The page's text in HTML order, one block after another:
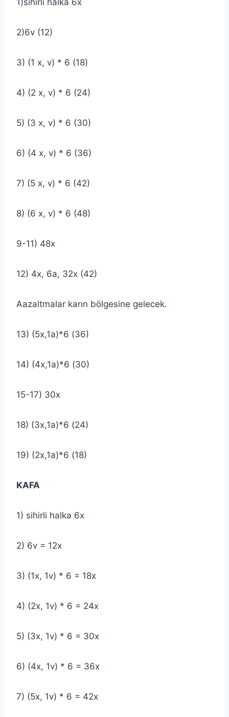
2)6v (12)
3) (1 x, v) * 6 (18)
4) (2 x, v) * 6 (24)
5) (3 x, v) * 6 (30)
6) (4 x, v) * 6 (36)
7) (5 x, v) * 6 (42)
8) (6 x, v) * 6 (48)
9-11) 48x
12) 4x, 6a, 32x (42)
Aazaltmalar karın bölgesine gelecek.
13) (5x,1a)*6 (36)
14) (4x,1a)*6 (30)
15-17) 30x
18) (3x,1a)*6 (24)
19) (2x,1a)*6 (18)
KAFA
1) sihirli halka 6x
2) 6v = 12x
3) (1x, 1v) * 6 = 18x
4) (2x, 1v) * 6 = 24x
5) (3x, 1v) * 6 = 30x
6) (4x, 1v) * 6 = 36x
7) (5x, 1v) * 6 = 42x